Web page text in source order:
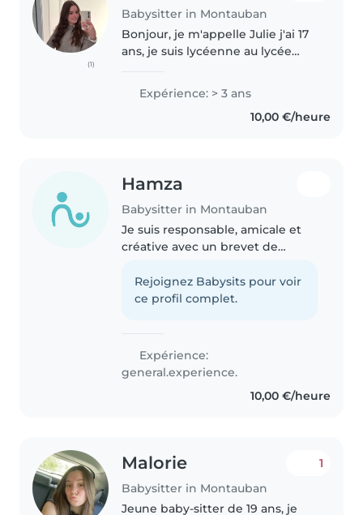
(1)
Babysitter in Montauban
Bonjour, je m'appelle Julie j'ai 17
ans, je suis lycéenne au lycée
J'adore garder des enfants, que
ce soit pour faire de la pâtisserie,
Expérience: > 3 ans
10,00 €/heure
Hamza
Babysitter in Montauban
Je suis responsable, amicale et
créative avec un brevet de
les enfants d'âge préscolaire,
j'adore les jeux et la cuisine.
Rejoignez Babysits pour voir
ce profil complet.
Expérience:
general.experience.
10,00 €/heure
Malorie
Babysitter in Montauban
1
Jeune baby-sitter de 19 ans, je